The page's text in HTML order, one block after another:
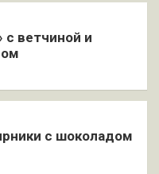
с ветчиной и
с шоколадом